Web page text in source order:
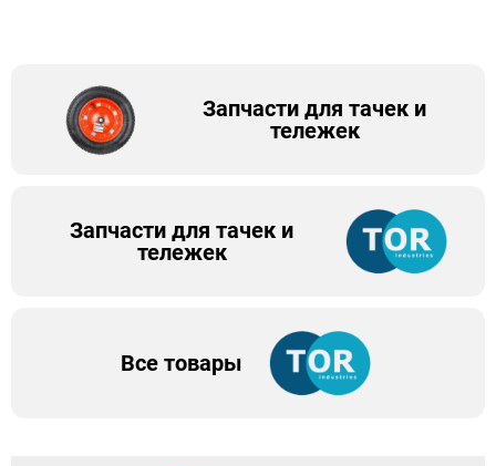
Запчасти для тачек и
тележек
Запчасти для тачек и
тележек
Все товары